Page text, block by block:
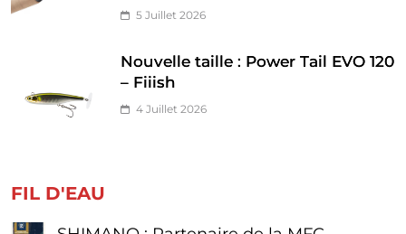
5 Juillet 2026
Nouvelle taille : Power Tail EVO 120
– Fiiish
4 Juillet 2026
FIL D'EAU